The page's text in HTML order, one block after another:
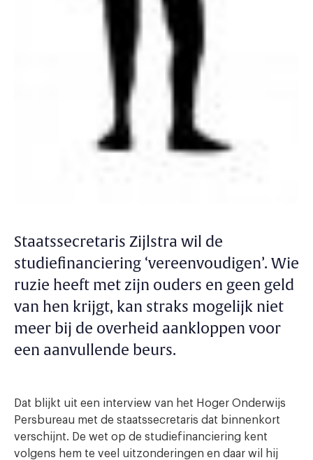
Staatssecretaris Zijlstra wil de
studiefinanciering ‘vereenvoudigen’. Wie
ruzie heeft met zijn ouders en geen geld
van hen krijgt, kan straks mogelijk niet
meer bij de overheid aankloppen voor
een aanvullende beurs.
Dat blijkt uit een interview van het Hoger Onderwijs
Persbureau met de staatssecretaris dat binnenkort
verschijnt. De wet op de studiefinanciering kent
volgens hem te veel uitzonderingen en daar wil hij